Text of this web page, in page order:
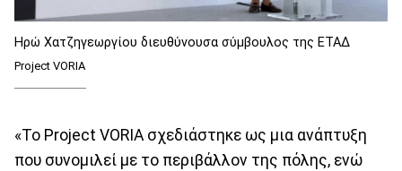
Ηρώ Χατζηγεωργίου διευθύνουσα σύμβουλος της ΕΤΑΔ
Project VORIA
«Το Project VORIA σχεδιάστηκε ως μια ανάπτυξη
που συνομιλεί με το περιβάλλον της πόλης, ενώ